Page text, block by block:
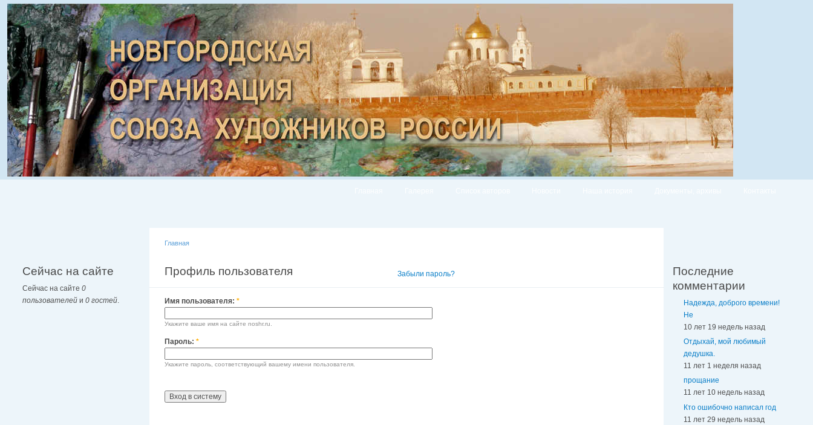
Сейчас на сайте
Сейчас на сайте 0
пользователей и 0 гостей.
Главная
Профиль пользователя Забыли пароль?
Имя пользователя: *
Укажите ваше имя на сайте noshr.ru.
Пароль: *
Укажите пароль, соответствующий вашему имени пользователя.
Последние
комментарии
Надежда, доброго времени!
Не
10 лет 19 недель назад
Отдыхай, мой любимый
дедушка.
11 лет 1 неделя назад
прощание
11 лет 10 недель назад
Кто ошибочно написал год
11 лет 29 недель назад